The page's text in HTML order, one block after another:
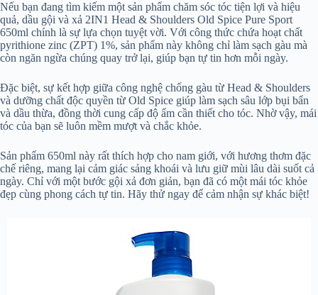
Nếu bạn đang tìm kiếm một sản phẩm chăm sóc tóc tiện lợi và hiệu
quả, dầu gội và xả 2IN1 Head & Shoulders Old Spice Pure Sport
650ml chính là sự lựa chọn tuyệt vời. Với công thức chứa hoạt chất
pyrithione zinc (ZPT) 1%, sản phẩm này không chỉ làm sạch gàu mà
còn ngăn ngừa chúng quay trở lại, giúp bạn tự tin hơn mỗi ngày.
Đặc biệt, sự kết hợp giữa công nghệ chống gàu từ Head & Shoulders
và dưỡng chất độc quyền từ Old Spice giúp làm sạch sâu lớp bụi bẩn
và dầu thừa, đồng thời cung cấp độ ẩm cần thiết cho tóc. Nhờ vậy, mái
tóc của bạn sẽ luôn mềm mượt và chắc khỏe.
Sản phẩm 650ml này rất thích hợp cho nam giới, với hương thơm đặc
chế riêng, mang lại cảm giác sảng khoái và lưu giữ mùi lâu dài suốt cả
ngày. Chỉ với một bước gội xả đơn giản, bạn đã có một mái tóc khỏe
đẹp cùng phong cách tự tin. Hãy thử ngay để cảm nhận sự khác biệt!